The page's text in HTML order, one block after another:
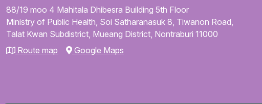
88/19 moo 4 Mahitala Dhibesra Building 5th Floor
Ministry of Public Health, Soi Satharanasuk 8, Tiwanon Road,
Talat Kwan Subdistrict, Mueang District, Nontraburi 11000
Route map
Google Maps